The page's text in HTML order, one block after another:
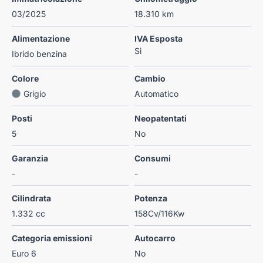
03/2025
18.310 km
Alimentazione
Ibrido benzina
IVA Esposta
Si
Colore
Grigio
Cambio
Automatico
Posti
5
Neopatentati
No
Garanzia
-
Consumi
-
Cilindrata
1.332 cc
Potenza
158Cv/116Kw
Categoria emissioni
Euro 6
Autocarro
No